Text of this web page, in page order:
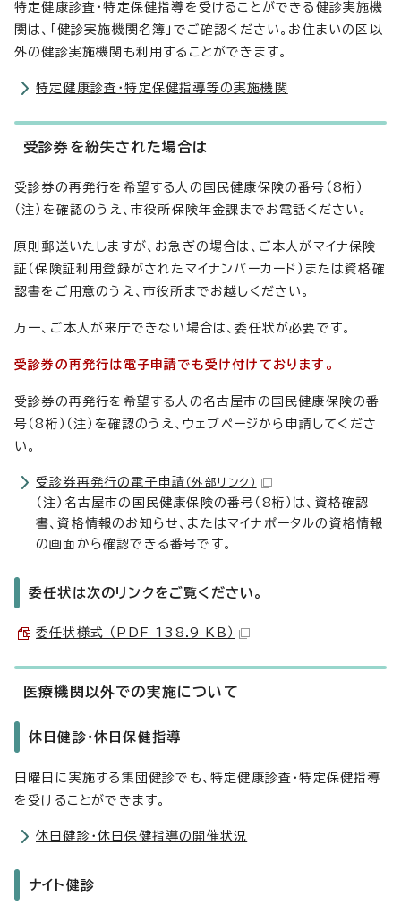
特定健康診査・特定保健指導を受けることができる健診実施機
関は、「健診実施機関名簿」でご確認ください。お住まいの区以
外の健診実施機関も利用することができます。
特定健康診査・特定保健指導等の実施機関
受診券を紛失された場合は
受診券の再発行を希望する人の国民健康保険の番号（8桁）
（注）を確認のうえ、市役所保険年金課までお電話ください。
原則郵送いたしますが、お急ぎの場合は、ご本人がマイナ保険
証（保険証利用登録がされたマイナンバーカード）または資格確
認書をご用意のうえ、市役所までお越しください。
万一、ご本人が来庁できない場合は、委任状が必要です。
受診券の再発行は電子申請でも受け付けております。
受診券の再発行を希望する人の名古屋市の国民健康保険の番
号（8桁）（注）を確認のうえ、ウェブページから申請してくださ
い。
受診券再発行の電子申請 （外部リンク）
（注）名古屋市の国民健康保険の番号（8桁）は、資格確認
書、資格情報のお知らせ、またはマイナポータルの資格情報
の画面から確認できる番号です。
委任状は次のリンクをご覧ください。
委任状様式 （PDF 138.9 KB）
医療機関以外での実施について
休日健診・休日保健指導
日曜日に実施する集団健診でも、特定健康診査・特定保健指導
を受けることができます。
休日健診・休日保健指導の開催状況
ナイト健診